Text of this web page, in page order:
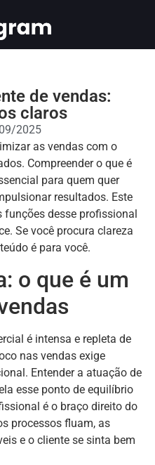
de vendas:
claros
2025
as vendas com o
Compreender o que é
para quem quer
resultados. Este
funções desse profissional
Se você procura clareza
é para você.
o que é um
é intensa e repleta de
nas vendas exige
Entender a atuação de
esse ponto de equilíbrio
é o braço direito do
processos fluam, as
e o cliente se sinta bem